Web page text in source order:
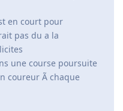
en court pour
pas du a la
une course poursuite
coureur Ã chaque